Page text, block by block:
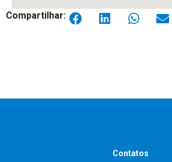
Compartilhar:
Contatos